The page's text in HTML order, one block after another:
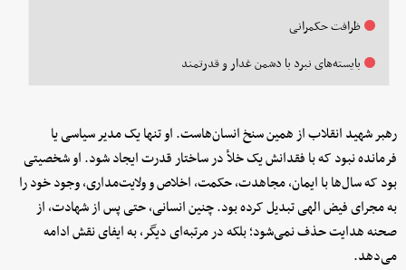
ظرافت حکمرانی
بایسته‌های نبرد با دشمن غدار و قدرتمند
رهبر شهید انقلاب از همین سنخ انسان‌هاست. او تنها یک مدیر سیاسی یا
فرمانده نبود که با فقدانش یک خلأ در ساختار قدرت ایجاد شود. او شخصیتی
بود که سال‌ها با ایمان، مجاهدت، حکمت، اخلاص و ولایت‌مداری، وجود خود را
به مجرای فیض الهی تبدیل کرده بود. چنین انسانی، حتی پس از شهادت، از
صحنه هدایت حذف نمی‌شود؛ بلکه در مرتبه‌ای دیگر، به ایفای نقش ادامه
می‌دهد.